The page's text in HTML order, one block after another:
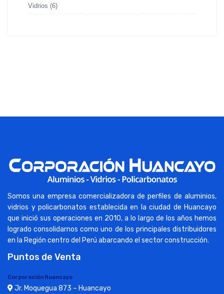
Vidrios (6)
Somos una empresa comercializadora de perfiles de aluminios,
vidrios y policarbonatos establecida en la ciudad de Huancayo
que inició sus operaciones en 2010, a lo largo de los años hemos
logrado consolidarnos como uno de los principales distribuidores
en la Región centro del Perú abarcando el sector construcción.
Puntos de Venta
Corporación Huancayo
Jr. Moquegua 873 – Huancayo